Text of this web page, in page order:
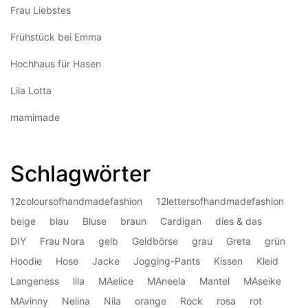
Frau Liebstes
Frühstück bei Emma
Hochhaus für Hasen
Lila Lotta
mamimade
Schlagwörter
12coloursofhandmadefashion
12lettersofhandmadefashion
beige
blau Bluse braun Cardigan
dies & das
DIY
Frau Nora gelb Geldbörse grau Greta
grün
Hoodie
Hose Jacke Jogging-Pants Kissen
Kleid
Langeness
lila MAelice MAneela Mantel
MAseike
MAvinny
Nelina Nila orange Rock rosa rot